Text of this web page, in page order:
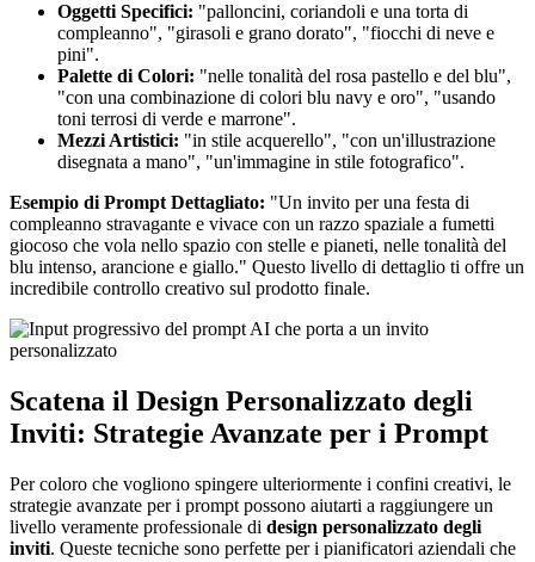
Oggetti Specifici: "palloncini, coriandoli e una torta di
compleanno", "girasoli e grano dorato", "fiocchi di neve e
pini".
Palette di Colori: "nelle tonalità del rosa pastello e del blu",
"con una combinazione di colori blu navy e oro", "usando
toni terrosi di verde e marrone".
Mezzi Artistici: "in stile acquerello", "con un'illustrazione
disegnata a mano", "un'immagine in stile fotografico".
Esempio di Prompt Dettagliato: "Un invito per una festa di
compleanno stravagante e vivace con un razzo spaziale a fumetti
giocoso che vola nello spazio con stelle e pianeti, nelle tonalità del
blu intenso, arancione e giallo." Questo livello di dettaglio ti offre un
incredibile controllo creativo sul prodotto finale.
Scatena il Design Personalizzato degli
Inviti: Strategie Avanzate per i Prompt
Per coloro che vogliono spingere ulteriormente i confini creativi, le
strategie avanzate per i prompt possono aiutarti a raggiungere un
livello veramente professionale di design personalizzato degli
inviti. Queste tecniche sono perfette per i pianificatori aziendali che